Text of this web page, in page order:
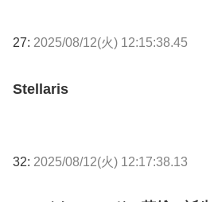
27: 2025/08/12(火) 12:15:38.45
Stellaris
32: 2025/08/12(火) 12:17:38.13